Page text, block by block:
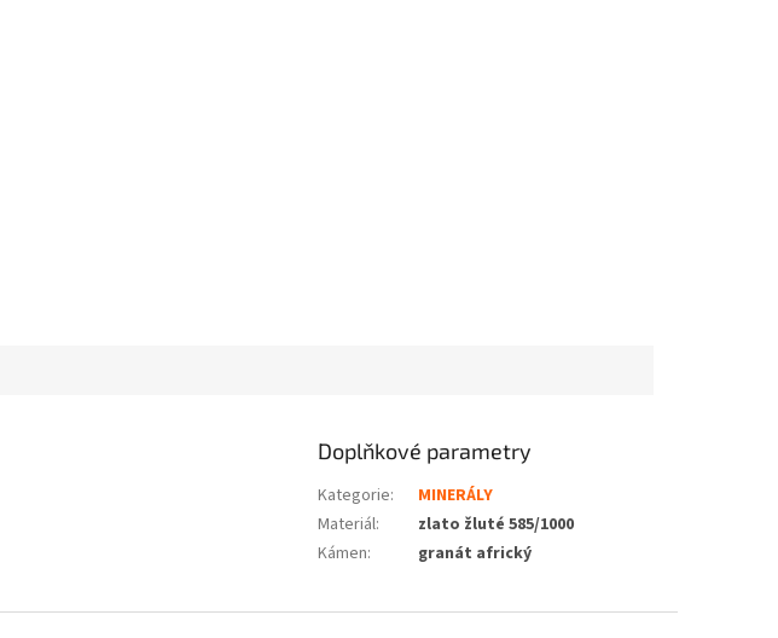
Doplňkové parametry
Kategorie:
MINERÁLY
Materiál:
zlato žluté 585/1000
Kámen: granát africký